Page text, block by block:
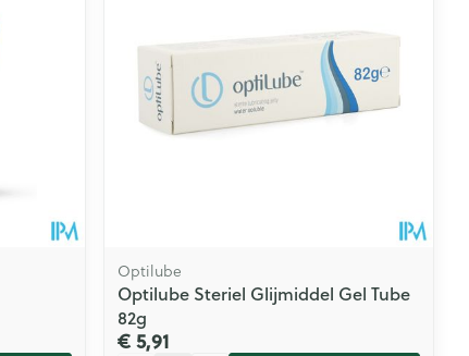
Optilube
Optilube Steriel Glijmiddel Gel Tube
82g
€ 5,91